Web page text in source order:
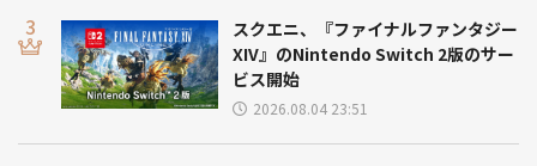
スクエニ、『ファイナルファンタジー
XIV』のNintendo Switch 2版のサー
ビス開始
2026.08.04 23:51